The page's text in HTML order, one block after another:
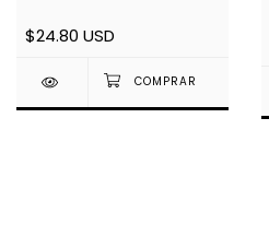
$24.80 USD